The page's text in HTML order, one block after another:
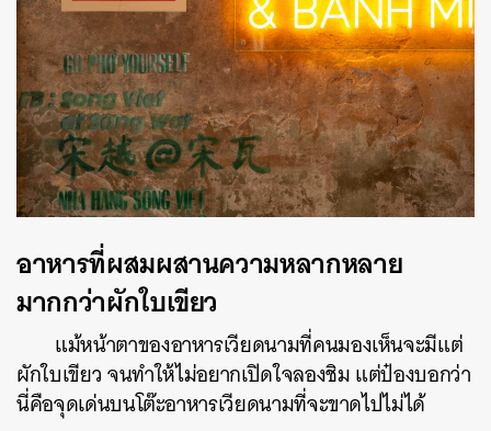
อาหารที่ผสมผสานความหลากหลาย
มากกว่าผักใบเขียว
แม้หน้าตาของอาหารเวียดนามที่คนมองเห็นจะมีแต่
ผักใบเขียว จนทำให้ไม่อยากเปิดใจลองชิม แต่ป๋องบอกว่า
นี่คือจุดเด่นบนโต๊ะอาหารเวียดนามที่จะขาดไปไม่ได้